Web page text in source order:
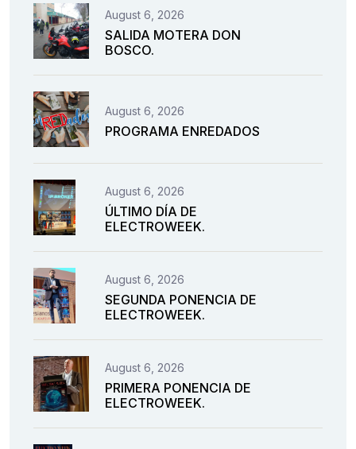
August 6, 2026
SALIDA MOTERA DON
BOSCO.
August 6, 2026
PROGRAMA ENREDADOS
August 6, 2026
ÚLTIMO DÍA DE
ELECTROWEEK.
August 6, 2026
SEGUNDA PONENCIA DE
ELECTROWEEK.
August 6, 2026
PRIMERA PONENCIA DE
ELECTROWEEK.